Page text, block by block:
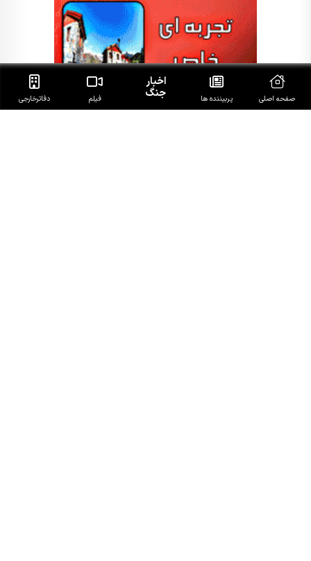
صفحه اصلی پربیننده ها
اخبار
جنگ فیلم دفاتر‌خارجی